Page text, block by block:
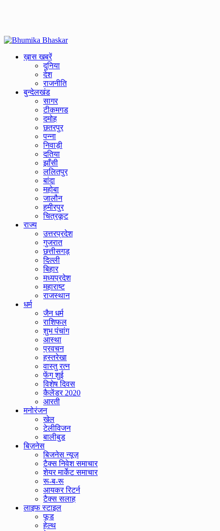
Primary
ख़ास खबरें
दुनिया
देश
राजनीति
बुन्देलखंड
सागर
टीकमगड
दमोह
छतरपुर
पन्ना
निवाड़ी
दतिया
झाँसी
ललितपुर
बांदा
महोबा
जालौन
हमीरपुर
चित्रकूट
राज्य
उत्तरप्रदेश
गुजरात
छत्तीसगड़
दिल्ली
बिहार
मध्यप्रदेश
महाराष्ट
राजस्थान
धर्म
जैन धर्म
राशिफल
शुभ पंचांग
आस्था
प्रवचन
हस्तरेखा
वास्तु रत्न
फेंग शुई
विशेष दिवस
कैलेंडर 2020
आरती
मनोरंजन
खेल
टेलीविजन
बालीबुड
बिज़नेस
बिजनेस न्यूज़
टैक्स निवेश समाचार
शेयर मार्केट समाचार
रू-ब-रू
आयकर रिटर्न
टैक्स सलाह
लाइफ स्टाइल
फूड
हेल्थ